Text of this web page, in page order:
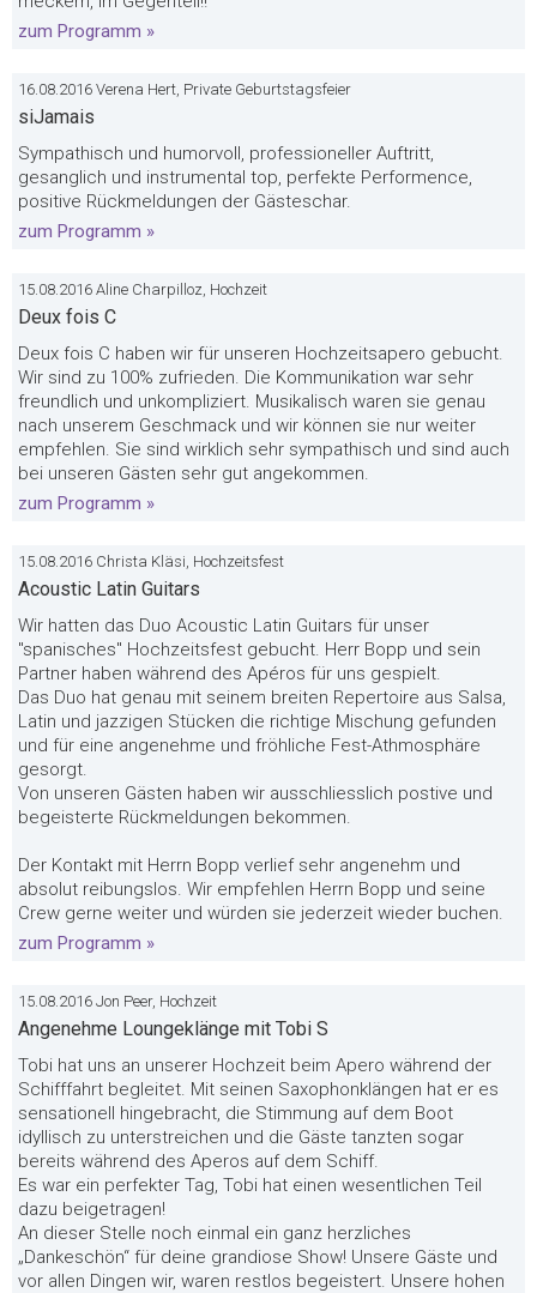
zum Programm »
16.08.2016 Verena Hert, Private Geburtstagsfeier
siJamais
Sympathisch und humorvoll, professioneller Auftritt,
gesanglich und instrumental top, perfekte Performence,
positive Rückmeldungen der Gästeschar.
zum Programm »
15.08.2016 Aline Charpilloz, Hochzeit
Deux fois C
Deux fois C haben wir für unseren Hochzeitsapero gebucht.
Wir sind zu 100% zufrieden. Die Kommunikation war sehr
freundlich und unkompliziert. Musikalisch waren sie genau
nach unserem Geschmack und wir können sie nur weiter
empfehlen. Sie sind wirklich sehr sympathisch und sind auch
bei unseren Gästen sehr gut angekommen.
zum Programm »
15.08.2016 Christa Kläsi, Hochzeitsfest
Acoustic Latin Guitars
Wir hatten das Duo Acoustic Latin Guitars für unser
"spanisches" Hochzeitsfest gebucht. Herr Bopp und sein
Partner haben während des Apéros für uns gespielt.
Das Duo hat genau mit seinem breiten Repertoire aus Salsa,
Latin und jazzigen Stücken die richtige Mischung gefunden
und für eine angenehme und fröhliche Fest-Athmosphäre
gesorgt.
Von unseren Gästen haben wir ausschliesslich postive und
begeisterte Rückmeldungen bekommen.
Der Kontakt mit Herrn Bopp verlief sehr angenehm und
absolut reibungslos. Wir empfehlen Herrn Bopp und seine
Crew gerne weiter und würden sie jederzeit wieder buchen.
zum Programm »
15.08.2016 Jon Peer, Hochzeit
Angenehme Loungeklänge mit Tobi S
Tobi hat uns an unserer Hochzeit beim Apero während der
Schifffahrt begleitet. Mit seinen Saxophonklängen hat er es
sensationell hingebracht, die Stimmung auf dem Boot
idyllisch zu unterstreichen und die Gäste tanzten sogar
bereits während des Aperos auf dem Schiff.
Es war ein perfekter Tag, Tobi hat einen wesentlichen Teil
dazu beigetragen!
An dieser Stelle noch einmal ein ganz herzliches
„Dankeschön“ für deine grandiose Show! Unsere Gäste und
vor allen Dingen wir, waren restlos begeistert. Unsere hohen